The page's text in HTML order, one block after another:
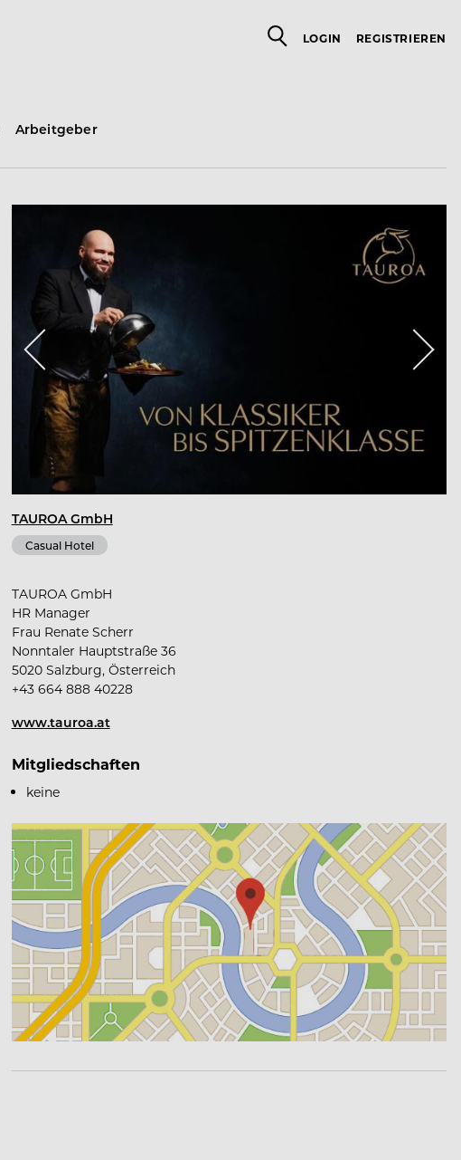
LOGIN REGISTRIEREN
Arbeitgeber
TAUROA GmbH
Casual Hotel
TAUROA GmbH
HR Manager
Frau Renate Scherr
Nonntaler Hauptstraße 36
5020 Salzburg, Österreich
+43 664 888 40228
www.tauroa.at
Mitgliedschaften
keine